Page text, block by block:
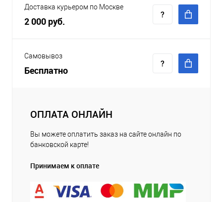
Доставка курьером по Москве
2 000 руб.
Самовывоз
Бесплатно
ОПЛАТА ОНЛАЙН
Вы можете оплатить заказ на сайте онлайн по
банковской карте!
Принимаем к оплате